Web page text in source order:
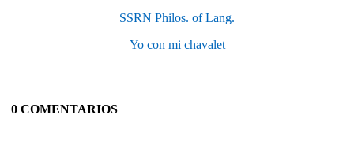
SSRN Philos. of Lang.
Yo con mi chavalet
0 COMENTARIOS